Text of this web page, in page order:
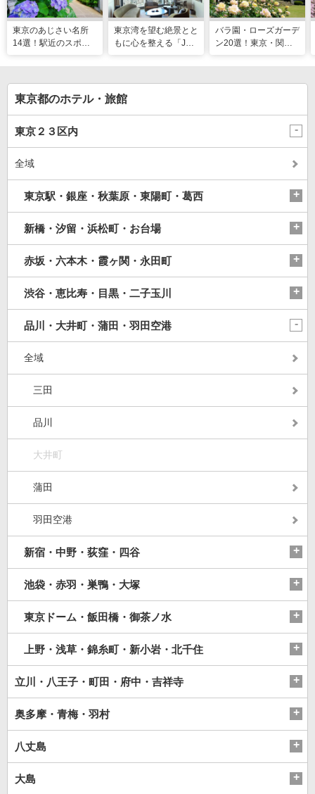
東京のあじさい名所
14選！駅近のスポッ
東京湾を望む絶景とと
もに心を整える「JW
バラ園・ローズガーデ
ン20選！東京・関東
東京都のホテル・旅館
東京２３区内
全域
東京駅・銀座・秋葉原・東陽町・葛西
新橋・汐留・浜松町・お台場
赤坂・六本木・霞ヶ関・永田町
渋谷・恵比寿・目黒・二子玉川
品川・大井町・蒲田・羽田空港
全域
三田
品川
大井町
蒲田
羽田空港
新宿・中野・荻窪・四谷
池袋・赤羽・巣鴨・大塚
東京ドーム・飯田橋・御茶ノ水
上野・浅草・錦糸町・新小岩・北千住
立川・八王子・町田・府中・吉祥寺
奥多摩・青梅・羽村
八丈島
大島